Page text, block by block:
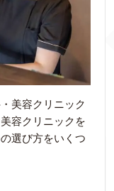
美容クリニック
容クリニックを
選び方をいくつ